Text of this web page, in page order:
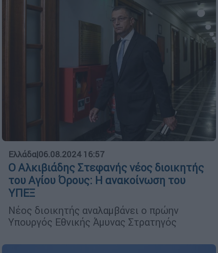
Ελλάδα|06.08.2024 16:57
Ο Αλκιβιάδης Στεφανής νέος διοικητής
του Αγίου Όρους: Η ανακοίνωση του
ΥΠΕΞ
Νέος διοικητής αναλαμβάνει ο πρώην
Υπουργός Εθνικής Άμυνας Στρατηγός